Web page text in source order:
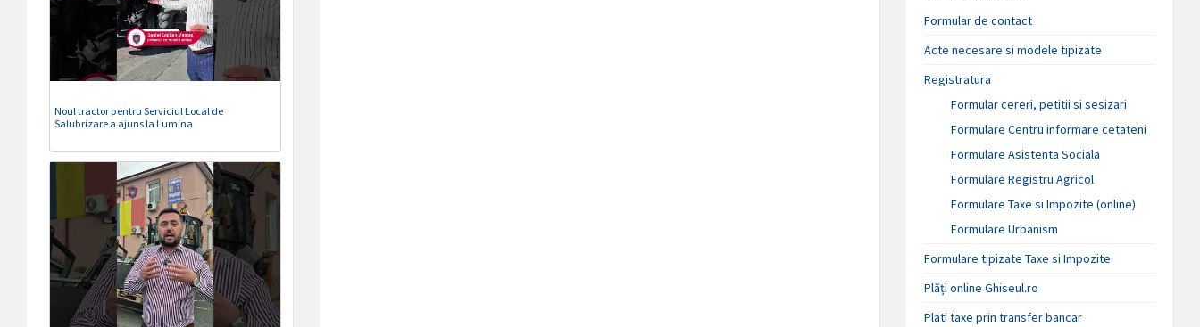
Noul tractor pentru Serviciul Local de
Salubrizare a ajuns la Lumina
Formular de contact
Acte necesare si modele tipizate
Registratura
Formular cereri, petitii si sesizari
Formulare Centru informare cetateni
Formulare Asistenta Sociala
Formulare Registru Agricol
Formulare Taxe si Impozite (online)
Formulare Urbanism
Formulare tipizate Taxe si Impozite
Plăți online Ghiseul.ro
Plati taxe prin transfer bancar